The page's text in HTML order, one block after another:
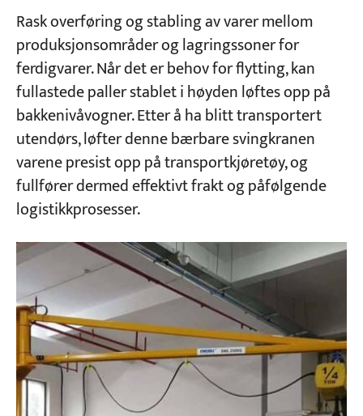
Rask overføring og stabling av varer mellom
produksjonsområder og lagringssoner for
ferdigvarer. Når det er behov for flytting, kan
fullastede paller stablet i høyden løftes opp på
bakkenivåvogner. Etter å ha blitt transportert
utendørs, løfter denne bærbare svingkranen
varene presist opp på transportkjøretøy, og
fullfører dermed effektivt frakt og påfølgende
logistikkprosesser.